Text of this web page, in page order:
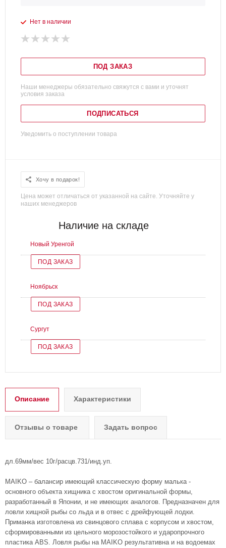
Нет в наличии
ПОД ЗАКАЗ
Наши менеджеры обязательно свяжутся с вами и уточнят
условия заказа
ПОДПИСАТЬСЯ
Уведомить о поступлении товара
Хочу в подарок!
Цена может отличаться от указанной на сайте. Уточняйте у
наших менеджеров
Наличие на складе
Новый Уренгой
ПОД ЗАКАЗ
Ноябрьск
ПОД ЗАКАЗ
Сургут
ПОД ЗАКАЗ
Описание Характеристики
Отзывы о товаре Задать вопрос
дл.69мм/вес 10г/расцв.731/инд.уп.
MAIKO – балансир имеющий классическую форму малька -
основного объекта хищника с хвостом оригинальной формы,
разработанный в Японии, и не имеющих аналогов. Предназначен для
ловли хищной рыбы со льда и в отвес с дрейфующей лодки.
Приманка изготовлена из свинцового сплава с корпусом и хвостом,
сформированными из цельного морозостойкого и ударопрочного
пластика ABS. Ловля рыбы на MAIKO результативна и на водоемах